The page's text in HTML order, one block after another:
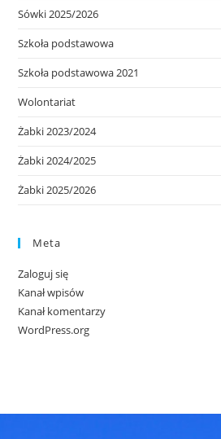
Sówki 2025/2026
Szkoła podstawowa
Szkoła podstawowa 2021
Wolontariat
Żabki 2023/2024
Żabki 2024/2025
Żabki 2025/2026
Meta
Zaloguj się
Kanał wpisów
Kanał komentarzy
WordPress.org